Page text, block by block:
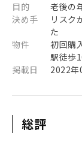
目的
老後の
決め手
リスク
た
物件
初回購
駅徒歩
掲載日
2022年
総評